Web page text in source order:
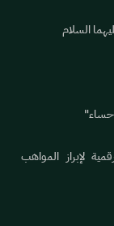
السلام
لإبراز المواهب